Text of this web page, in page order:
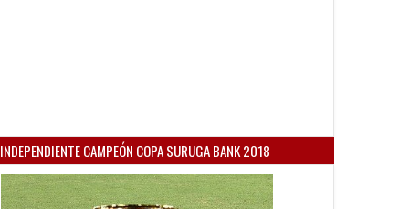
INDEPENDIENTE CAMPEÓN COPA SURUGA BANK 2018